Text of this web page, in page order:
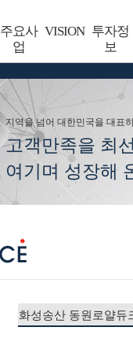
주요사
업
VISION 투자정
보
지역을 넘어 대한민국을 대표
고객만족을 최
여기며 성장해
화성송산 동원로얄듀